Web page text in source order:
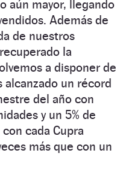
aún mayor, llegando
Además de
de nuestros
la
a disponer de
alcanzado un récord
del año con
y un 5% de
cada Cupra
más que con un